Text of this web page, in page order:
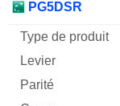
PG5DSR